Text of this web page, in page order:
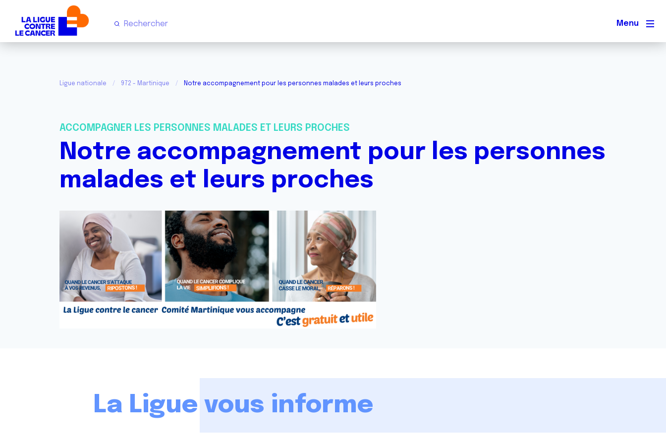
Menu
Ligue nationale 972 - Martinique Notre accompagnement pour les personnes malades et leurs proches
ACCOMPAGNER LES PERSONNES MALADES ET LEURS PROCHES
Notre accompagnement pour les personnes
malades et leurs proches
La Ligue vous informe